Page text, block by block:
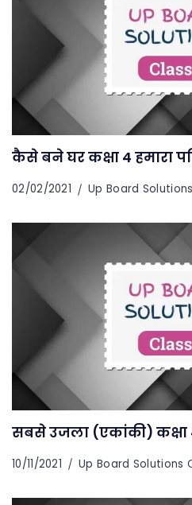
कैसे बने घर कक्षा 4 हमारा
02/02/2021 Up Board
सबसे उजला (एकांकी) कक्षा
10/11/2021 Up Board Solutions